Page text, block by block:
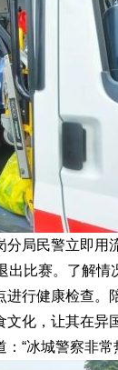
局民警立即用
比赛。了解情
行健康检查。
化，让其在异
“冰城警察非常